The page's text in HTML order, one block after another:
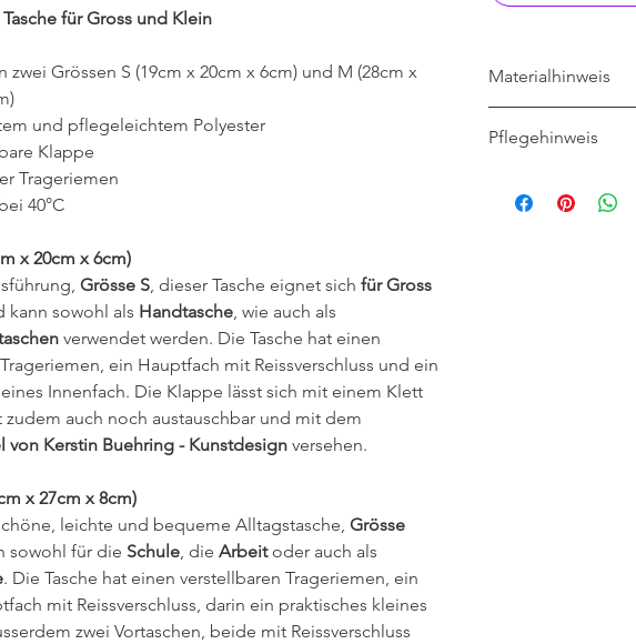
für Gross und Klein
zwei Grössen S (19cm x 20cm x 6cm) und M (28cm x
und pflegeleichtem Polyester
Klappe
Trageriemen
40°C
x 20cm x 6cm)
Grösse S, dieser Tasche eignet sich für Gross
kann sowohl als Handtasche, wie auch als
verwendet werden. Die Tasche hat einen
ein Hauptfach mit Reissverschluss und ein
Innenfach. Die Klappe lässt sich mit einem Klett
zudem auch noch austauschbar und mit dem
von Kerstin Buehring - Kunstdesign versehen.
x 27cm x 8cm)
leichte und bequeme Alltagstasche, Grösse
sowohl für die Schule, die Arbeitoder auch als
. Die Tasche hat einen verstellbaren Trageriemen, ein
mit Reissverschluss, darin ein praktisches kleines
zwei Vortaschen, beide mit Reissverschluss
Materialhinweis
schnell und
Baumwollstoffe.
Pflegehinweis
Trocknet schnell